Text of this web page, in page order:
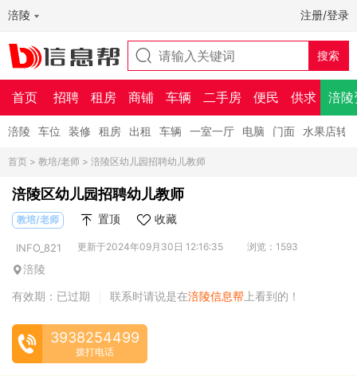
涪陵 注册/登录
首页 招聘 租房 商铺 车辆 二手房 便民 供求 涪陵
涪陵 车位 装修 租房 出租 车辆 一室一厅 电脑 门面 水果店转
首页 > 教培/老师 > 涪陵区幼儿园招聘幼儿教师
涪陵区幼儿园招聘幼儿教师
教培/老师 置顶 收藏
INFO_821 更新于2024年09月30日 12:16:35 浏览：1593
涪陵
有效期：已过期
联系时请说是在涪陵信息帮 上看到的！
3938254499
拨打电话